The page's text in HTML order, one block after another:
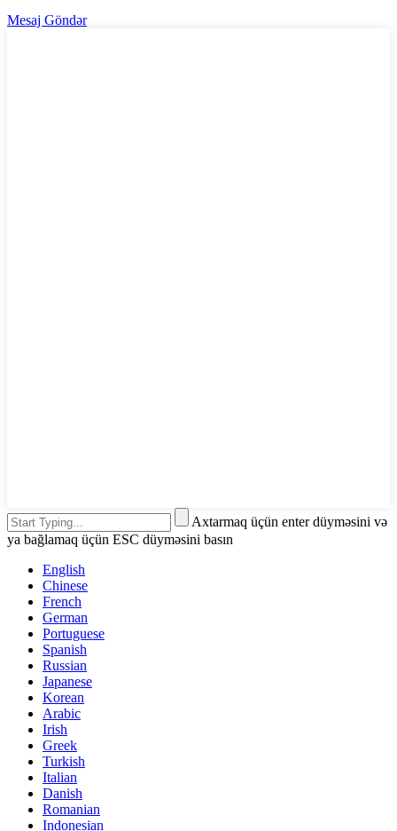
Mesaj Göndər
Axtarmaq üçün enter düyməsini və
ya bağlamaq üçün ESC düyməsini basın
English
Chinese
French
German
Portuguese
Spanish
Russian
Japanese
Korean
Arabic
Irish
Greek
Turkish
Italian
Danish
Romanian
Indonesian